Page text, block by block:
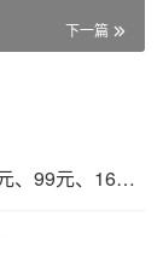
下一篇
租个阿里云的服务器多少钱？30元、61元、99元、165元、199元